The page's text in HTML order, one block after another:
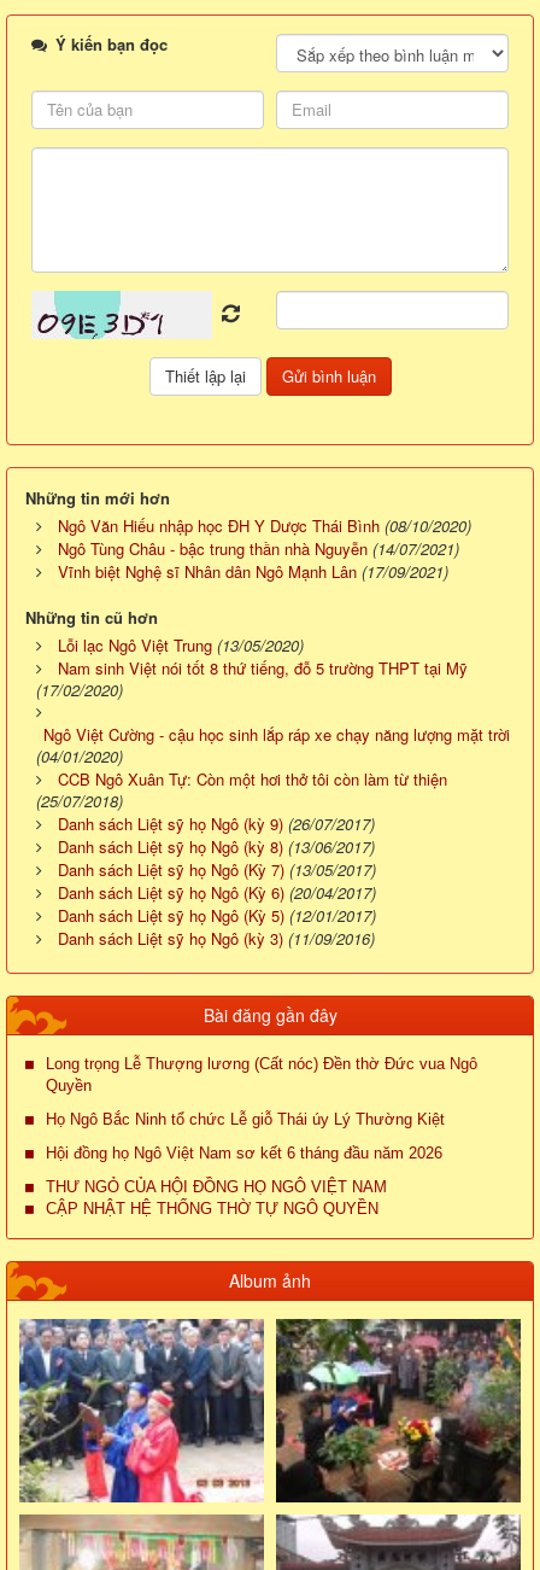
Ý kiến bạn đọc
Những tin mới hơn
Ngô Văn Hiếu nhập học ĐH Y Dược Thái Bình (08/10/2020)
Ngô Tùng Châu - bậc trung thần nhà Nguyễn (14/07/2021)
Vĩnh biệt Nghệ sĩ Nhân dân Ngô Mạnh Lân (17/09/2021)
Những tin cũ hơn
Lỗi lạc Ngô Việt Trung (13/05/2020)
Nam sinh Việt nói tốt 8 thứ tiếng, đỗ 5 trường THPT tại Mỹ
(17/02/2020)
Ngô Việt Cường - cậu học sinh lắp ráp xe chạy năng lượng mặt trời
(04/01/2020)
CCB Ngô Xuân Tự: Còn một hơi thở tôi còn làm từ thiện
(25/07/2018)
Danh sách Liệt sỹ họ Ngô (kỳ 9) (26/07/2017)
Danh sách Liệt sỹ họ Ngô (kỳ 8) (13/06/2017)
Danh sách Liệt sỹ họ Ngô (Kỳ 7) (13/05/2017)
Danh sách Liệt sỹ họ Ngô (Kỳ 6) (20/04/2017)
Danh sách Liệt sỹ họ Ngô (Kỳ 5) (12/01/2017)
Danh sách Liệt sỹ họ Ngô (kỳ 3) (11/09/2016)
Bài đăng gần đây
Long trọng Lễ Thượng lương (Cất nóc) Đền thờ Đức vua Ngô
Quyền
Họ Ngô Bắc Ninh tổ chức Lễ giỗ Thái úy Lý Thường Kiệt
Hội đồng họ Ngô Việt Nam sơ kết 6 tháng đầu năm 2026
THƯ NGỎ CỦA HỘI ĐỒNG HỌ NGÔ VIỆT NAM
CẬP NHẬT HỆ THỐNG THỜ TỰ NGÔ QUYỀN
Album ảnh